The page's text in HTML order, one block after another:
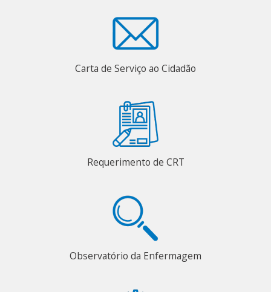
Carta de Serviço ao Cidadão
Requerimento de CRT
Observatório da Enfermagem